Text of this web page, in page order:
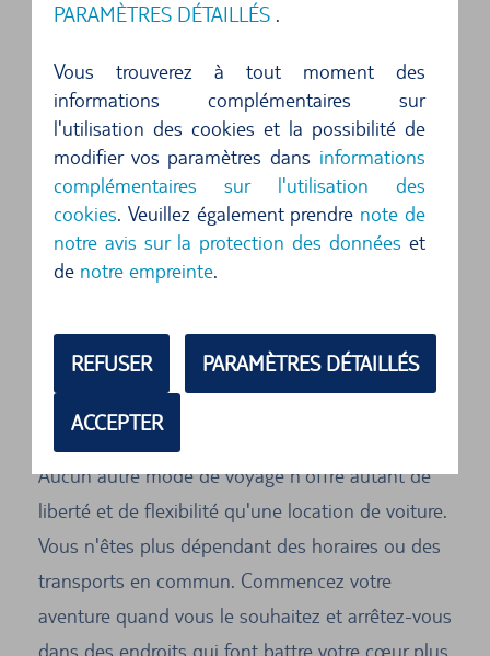
PARAMÈTRES DÉTAILLÉS.
Vous trouverez à tout moment des
informations complémentaires sur
l'utilisation des cookies et la possibilité de
modifier vos paramètres dans informations
complémentaires sur l'utilisation des
cookies. Veuillez également prendre note de
notre avis sur la protection des données et
de notre empreinte.
REFUSER PARAMÈTRES DÉTAILLÉS
ACCEPTER
d'entrée à des aventures inoubliables au Canada
lors de votre voyage ? Alors une location de
voiture depuis l'aéroport de Calgary est le choix
parfait pour votre circuit d'exploration. Plongez-
vous dans un monde de paysages à couper le
souffle, de villes animées et d'expériences
uniques. Dans cet article, découvrez pourquoi
inoubliable.
Les avantages d'une location de voiture
depuis l'aéroport de Calgary
Aucun autre mode de voyage n'offre autant de
liberté et de flexibilité qu'une location de voiture.
Vous n'êtes plus dépendant des horaires ou des
transports en commun. Commencez votre
aventure quand vous le souhaitez et arrêtez-vous
dans des endroits qui font battre votre cœur plus